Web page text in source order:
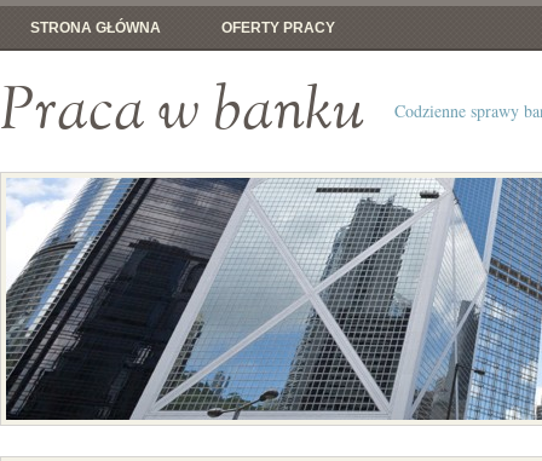
STRONA GŁÓWNA OFERTY PRACY
Praca w banku Codzienne sprawy